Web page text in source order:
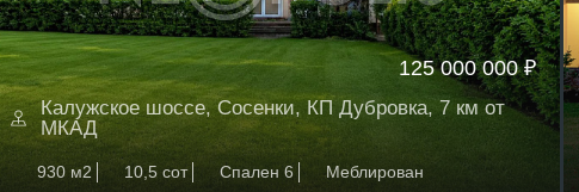
125 000 000 ₽
Калужское шоссе, Сосенки, КП Дубровка, 7 км от
МКАД
930 м2 10,5 сот Спален 6 Меблирован